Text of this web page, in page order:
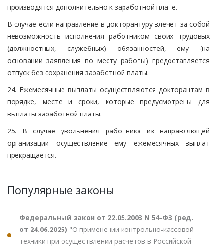
производятся дополнительно к заработной плате.
В случае если направление в докторантуру влечет за собой
невозможность исполнения работником своих трудовых
(должностных, служебных) обязанностей, ему (на
основании заявления по месту работы) предоставляется
отпуск без сохранения заработной платы.
24. Ежемесячные выплаты осуществляются докторантам в
порядке, месте и сроки, которые предусмотрены для
выплаты заработной платы.
25. В случае увольнения работника из направляющей
организации осуществление ему ежемесячных выплат
прекращается.
Популярные законы
Федеральный закон от 22.05.2003 N 54-ФЗ (ред.
от 24.06.2025) "О применении контрольно-кассовой
техники при осуществлении расчетов в Российской